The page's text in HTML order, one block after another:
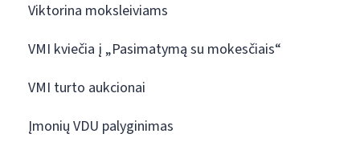
Viktorina moksleiviams
VMI kviečia į „Pasimatymą su mokesčiais“
VMI turto aukcionai
Įmonių VDU palyginimas